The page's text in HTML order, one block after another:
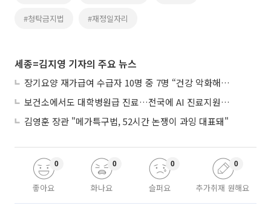
#청탁금지법 #재정일자리
세종=김지영 기자의 주요 뉴스
장기요양 재가급여 수급자 10명 중 7명 “건강 악화해도 집에서”
보건소에서도 대학병원급 진료…전국에 AI 진료지원도구 보급
김영훈 장관 "메가특구법, 52시간 논쟁이 과잉 대표돼"
좋아요
0
화나요
0
슬퍼요
0
추가취재 원해요
0